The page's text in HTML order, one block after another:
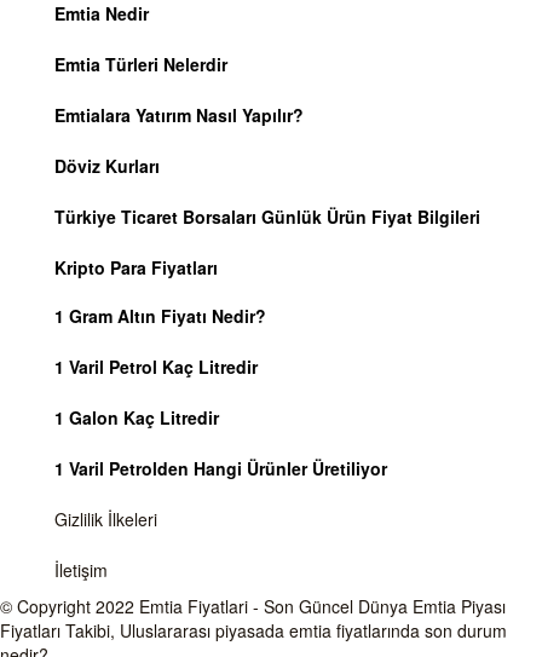
Emtia Nedir
Emtia Türleri Nelerdir
Emtialara Yatırım Nasıl Yapılır?
Döviz Kurları
Türkiye Ticaret Borsaları Günlük Ürün Fiyat Bilgileri
Kripto Para Fiyatları
1 Gram Altın Fiyatı Nedir?
1 Varil Petrol Kaç Litredir
1 Galon Kaç Litredir
1 Varil Petrolden Hangi Ürünler Üretiliyor
Gizlilik İlkeleri
İletişim
© Copyright 2022 Emtia Fiyatlari - Son Güncel Dünya Emtia Piyası
Fiyatları Takibi, Uluslararası piyasada emtia fiyatlarında son durum